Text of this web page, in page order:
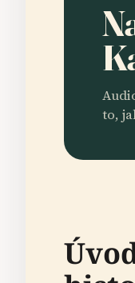
to,